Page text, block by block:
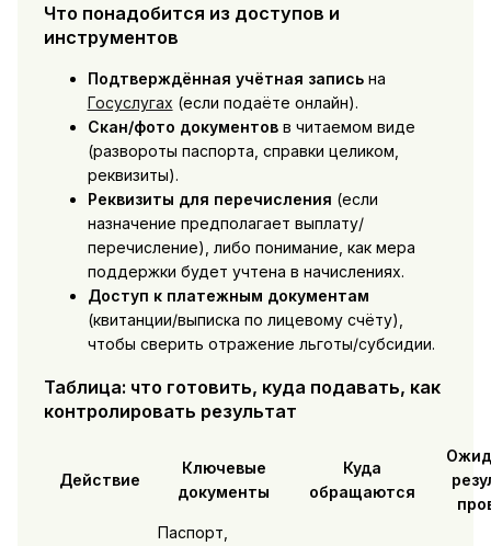
Что понадобится из доступов и
инструментов
Подтверждённая учётная записьна
Госуслугах (если подаёте онлайн).
Скан/фото документовв читаемом виде
(развороты паспорта, справки целиком,
реквизиты).
Реквизиты для перечисления (если
назначение предполагает выплату/
перечисление), либо понимание, как мера
поддержки будет учтена в начислениях.
Доступ к платежным документам
(квитанции/выписка по лицевому счёту),
чтобы сверить отражение льготы/субсидии.
Таблица: что готовить, куда подавать, как
контролировать результат
Действие
Ключевые
документы
Куда
обращаются
Паспорт,